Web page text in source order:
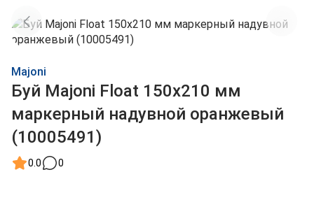
Majoni
Буй Majoni Float 150х210 мм
маркерный надувной оранжевый
(10005491)
0.0 0